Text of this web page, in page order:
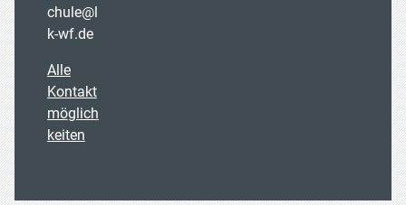
chule@l
k-wf.de
Alle
Kontakt
möglich
keiten